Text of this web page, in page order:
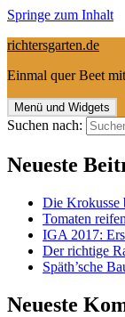
Springe zum Inhalt
richtersgarten.de
Einmal quer Beet
Menü und Widgets
Suchen nach:
Neueste
Die Krokusse
Tomaten
IGA 2017:
Der richtige
Späth’sche
Neueste